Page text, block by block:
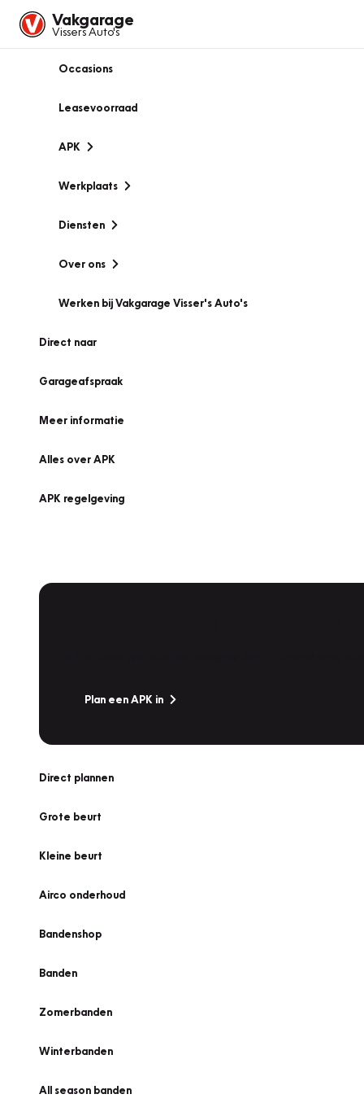
Vakgarage
Vissers Auto's
Occasions
Leasevoorraad
APK
Werkplaats
Diensten
Over ons
Werken bij Vakgarage Visser's Auto's
Direct naar
Garageafspraak
Meer informatie
Alles over APK
APK regelgeving
Plan een APK in
Direct plannen
Grote beurt
Kleine beurt
Airco onderhoud
Bandenshop
Banden
Zomerbanden
Winterbanden
All season banden